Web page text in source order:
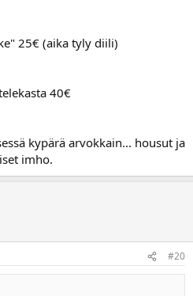
25€ (aika tyly diili)
40€
kypärä arvokkain... housut ja
imho.
#20